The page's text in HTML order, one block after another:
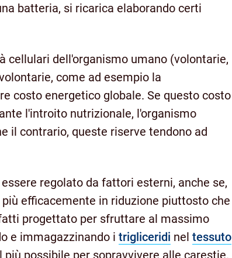
batteria, si ricarica elaborando certi
cellulari dell'organismo umano (volontarie,
come ad esempio la
costo energetico globale. Se questo costo
l'introito nutrizionale, l'organismo
il contrario, queste riserve tendono ad
regolato da fattori esterni, anche se,
efficacemente in riduzione piuttosto che
progettato per sfruttare al massimo
e immagazzinando i trigliceridi nel tessuto